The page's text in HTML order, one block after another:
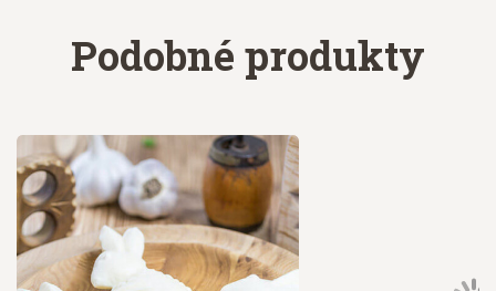
Podobné produkty